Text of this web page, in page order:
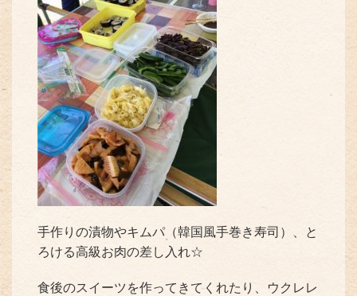
手作りの漬物やキムパ（韓国風手巻き寿司）、と
ろける高級お肉の差し入れ☆
食後のスイーツを作ってきてくれたり、ウクレレ